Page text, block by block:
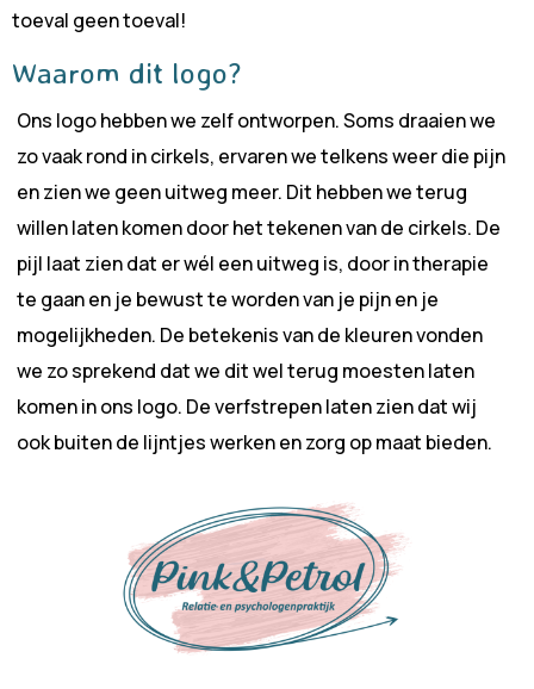
toeval geen toeval!
Waarom dit logo?
Ons logo hebben we zelf ontworpen. Soms draaien we
zo vaak rond in cirkels, ervaren we telkens weer die pijn
en zien we geen uitweg meer. Dit hebben we terug
willen laten komen door het tekenen van de cirkels. De
pijl laat zien dat er wél een uitweg is, door in therapie
te gaan en je bewust te worden van je pijn en je
mogelijkheden. De betekenis van de kleuren vonden
we zo sprekend dat we dit wel terug moesten laten
komen in ons logo. De verfstrepen laten zien dat wij
ook buiten de lijntjes werken en zorg op maat bieden.